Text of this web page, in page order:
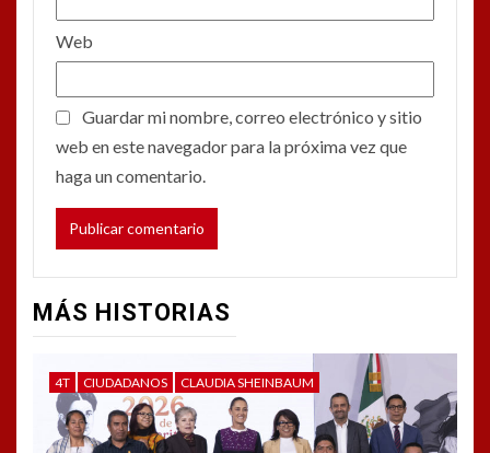
Web
Guardar mi nombre, correo electrónico y sitio
web en este navegador para la próxima vez que
haga un comentario.
MÁS HISTORIAS
4T CIUDADANOS CLAUDIA SHEINBAUM